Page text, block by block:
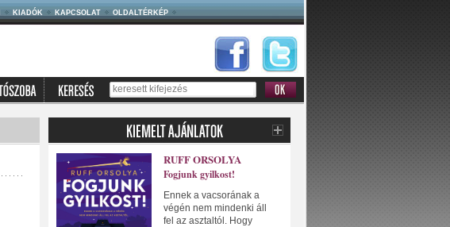
KIADÓK KAPCSOLAT OLDALTÉRKÉP
RUFF ORSOLYA
Fogjunk gyilkost!
Ennek a vacsorának a
végén nem mindenki áll
fel az asztaltól. Hogy